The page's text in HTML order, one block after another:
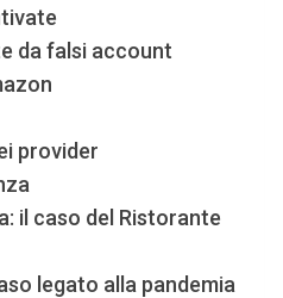
da falsi account
provider
il caso del Ristorante
legato alla pandemia